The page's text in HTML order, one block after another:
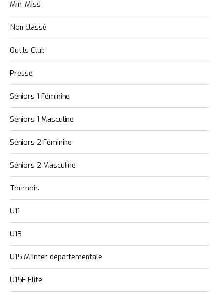
Mini Miss
Non classé
Outils Club
Presse
Séniors 1 Féminine
Séniors 1 Masculine
Séniors 2 Féminine
Séniors 2 Masculine
Tournois
U11
U13
U15 M inter-départementale
U15F Elite